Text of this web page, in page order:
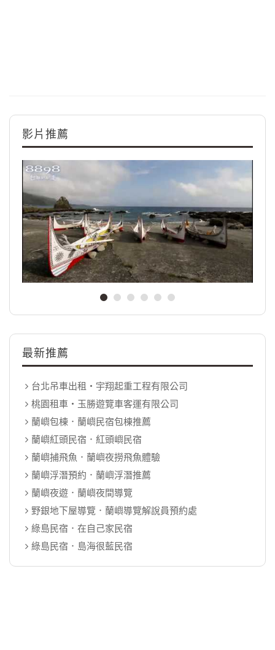
影片推薦
最新推薦
台北吊車出租‧宇翔起重工程有限公司
桃園租車‧玉勝遊覽車客運有限公司
蘭嶼包棟．蘭嶼民宿包棟推薦
蘭嶼紅頭民宿．紅頭嶼民宿
蘭嶼捕飛魚．蘭嶼夜撈飛魚體驗
蘭嶼浮潛預約．蘭嶼浮潛推薦
蘭嶼夜遊．蘭嶼夜間導覽
野銀地下屋導覽．蘭嶼導覽解說員預約處
綠島民宿．在自己家民宿
綠島民宿．島海很藍民宿